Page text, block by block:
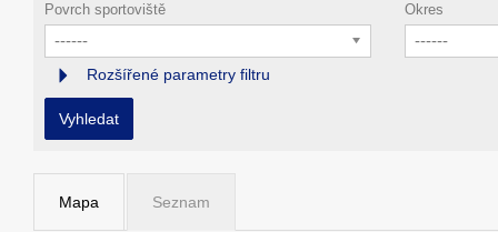
Povrch sportoviště
------
Okres
------
Rozšířené parametry filtru
Vyhledat
Mapa Seznam